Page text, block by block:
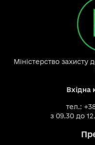
Міністерство захисту
Вхідна
тел.:
з 09.30 до